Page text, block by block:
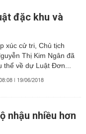
đặc khu và
xúc cử tri, Chủ tịch
Thị Kim Ngân đã
thể về dự Luật Đơn...
| 19/06/2018
nhậu nhiều hơn